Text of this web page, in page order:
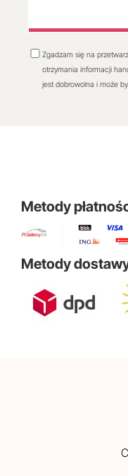
Zgadzam się na
otrzymania informacji
jest dobrowolna i może
Metody
Metody